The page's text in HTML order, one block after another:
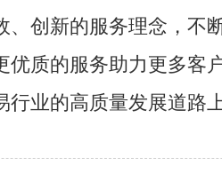
、创新的服务理念，不
优质的服务助力更多客
行业的高质量发展道路